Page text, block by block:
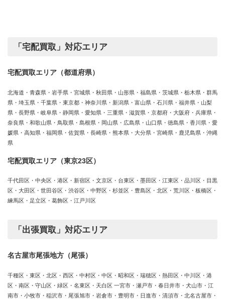
「宅配買取」対応エリア
宅配買取エリア（都道府県）
北海道・青森県・岩手県・宮城県・秋田県・山形県・福島県・茨城県・栃木県・群馬
県・埼玉県・千葉県・東京都・神奈川県・新潟県・富山県・石川県・福井県・山梨
県・長野県・岐阜県・静岡県・愛知県・三重県・滋賀県・京都府・大阪府・兵庫県・
奈良県・和歌山県・鳥取県・島根県・岡山県・広島県・山口県・徳島県・香川県・愛
媛県・高知県・福岡県・佐賀県・長崎県・熊本県・大分県・宮崎県・鹿児島県・沖縄
県
宅配買取エリア（東京23区）
千代田区・中央区・港区・新宿区・文京区・台東区・墨田区・江東区・品川区・目黒
区・大田区・世田谷区・渋谷区・中野区・杉並区・豊島区・北区・荒川区・板橋区・
練馬区・足立区・葛飾区・江戸川区
「出張買取」対応エリア
名古屋市尾張地方（尾張）
千種区・東区・北区・西区・中村区・中区・昭和区・瑞穂区・熱田区・中川区・港
区・南区・守山区・緑区・名東区・天白区 一宮市・瀬戸市・春日井市・犬山市・江
南市・小牧市・稲沢市・尾張旭市・岩倉市・豊明市・日進市・清須市・北名古屋市・